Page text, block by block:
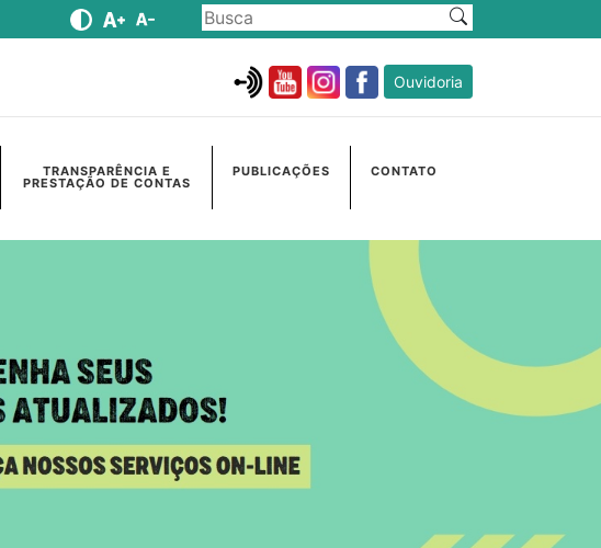
Ouvidoria
TRANSPARÊNCIA E
PRESTAÇÃO DE CONTAS
PUBLICAÇÕES CONTATO